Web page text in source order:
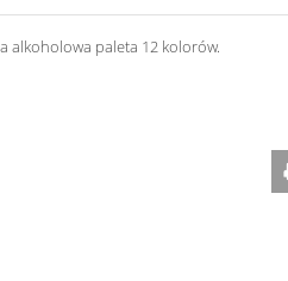
alkoholowa paleta 12 kolorów.